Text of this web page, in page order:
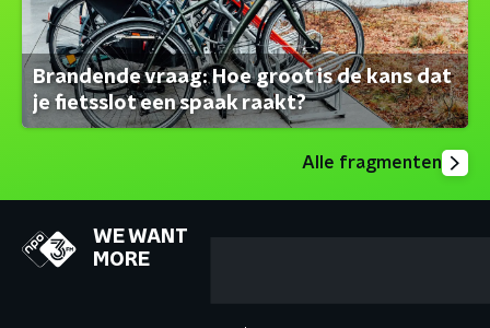
Brandende vraag: Hoe groot is de kans dat
je fietsslot een spaak raakt?
Alle fragmenten
WE WANT
MORE